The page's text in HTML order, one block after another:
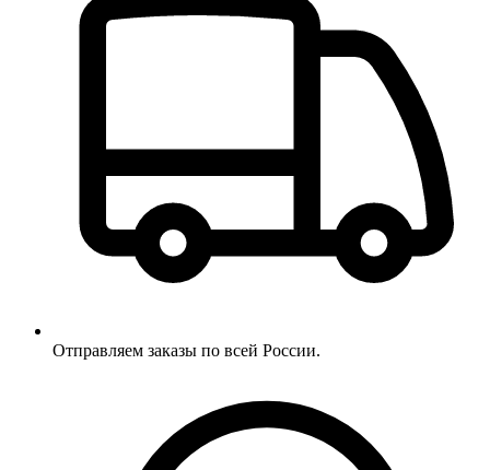
Отправляем заказы по всей России.